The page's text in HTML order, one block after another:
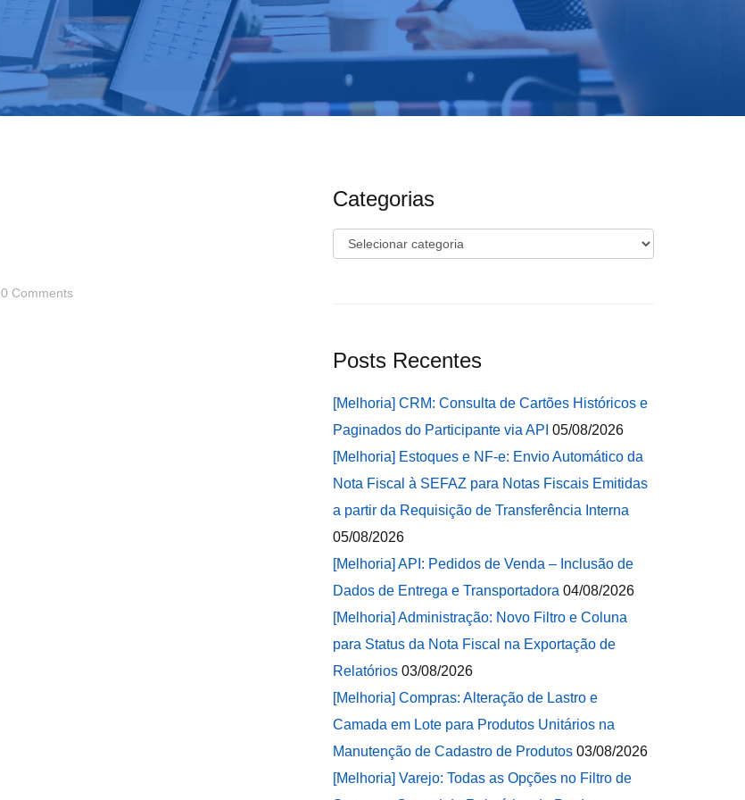
0 Comments
Categorias
Categorias
Posts Recentes
[Melhoria] CRM: Consulta de Cartões Históricos e
Paginados do Participante via API 05/08/2026
[Melhoria] Estoques e NF-e: Envio Automático da
Nota Fiscal à SEFAZ para Notas Fiscais Emitidas
a partir da Requisição de Transferência Interna
05/08/2026
[Melhoria] API: Pedidos de Venda – Inclusão de
Dados de Entrega e Transportadora 04/08/2026
[Melhoria] Administração: Novo Filtro e Coluna
para Status da Nota Fiscal na Exportação de
Relatórios 03/08/2026
[Melhoria] Compras: Alteração de Lastro e
Camada em Lote para Produtos Unitários na
Manutenção de Cadastro de Produtos 03/08/2026
[Melhoria] Varejo: Todas as Opções no Filtro de